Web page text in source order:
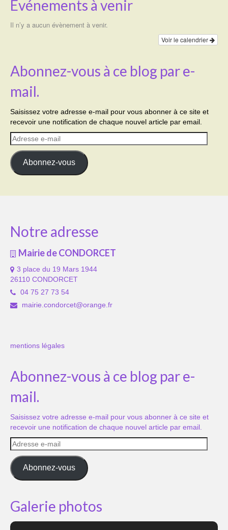
Événements à venir
Il n’y a aucun évènement à venir.
Voir le calendrier
Abonnez-vous à ce blog par e-
mail.
Saisissez votre adresse e-mail pour vous abonner à ce site et
recevoir une notification de chaque nouvel article par email.
Adresse
e-
mail
Abonnez-vous
Notre adresse
Mairie de CONDORCET
3 place du 19 Mars 1944
26110 CONDORCET
04 75 27 73 54
mairie.condorcet@orange.fr
mentions légales
Abonnez-vous à ce blog par e-
mail.
Saisissez votre adresse e-mail pour vous abonner à ce site et
recevoir une notification de chaque nouvel article par email.
Adresse
e-
mail
Abonnez-vous
Galerie photos